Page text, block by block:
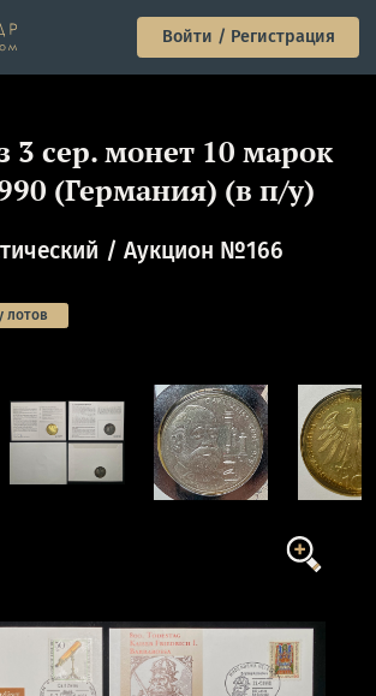
Войти / Регистрация
3 сер. монет 10 марок
(Германия) (в п/у)
Аукцион №166
лотов